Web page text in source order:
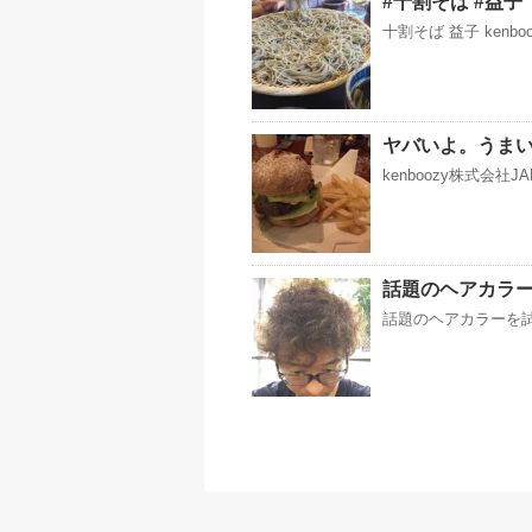
十割そば 益子
ヤバいよ。うま
kenboozy株式会社
話題のヘアカラ
話題のヘアカラーを